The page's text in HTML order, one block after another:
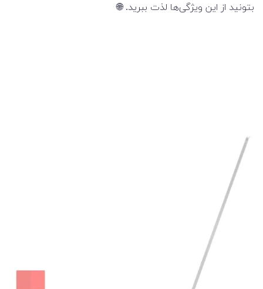
بتونید از این ویژگی‌ها لذت ببرید. 🌐